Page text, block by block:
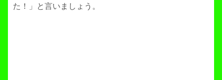
た！」と言いましょう。